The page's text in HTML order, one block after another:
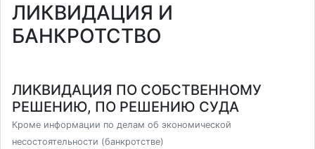
ЛИКВИДАЦИЯ И
БАНКРОТСТВО
ЛИКВИДАЦИЯ ПО СОБСТВЕННОМУ
РЕШЕНИЮ, ПО РЕШЕНИЮ СУДА
Кроме информации по делам об экономической
несостоятельности (банкротстве)